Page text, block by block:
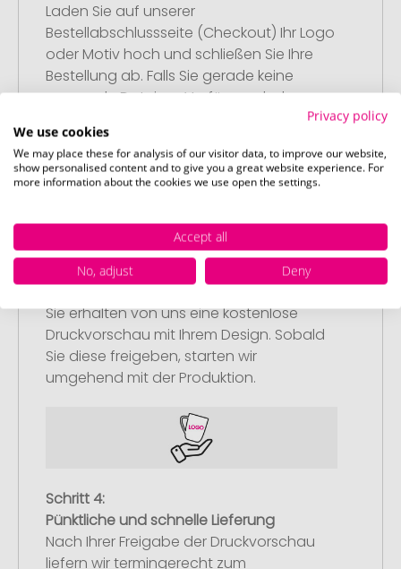
Laden Sie auf unserer
Bestellabschlussseite (Checkout) Ihr Logo
oder Motiv hoch und schließen Sie Ihre
Bestellung ab. Falls Sie gerade keine
passende Datei zur Verfügung haben,
nachliefern.
Schritt 3:
Artikelvorschau und Freigabe
Sie erhalten von uns eine kostenlose
Druckvorschau mit Ihrem Design. Sobald
Sie diese freigeben, starten wir
umgehend mit der Produktion.
Schritt 4:
Pünktliche und schnelle Lieferung
Nach Ihrer Freigabe der Druckvorschau
liefern wir termingerecht zum
Privacy policy
We use cookies
We may place these for analysis of our visitor data, to improve our website,
show personalised content and to give you a great website experience. For
more information about the cookies we use open the settings.
Accept all
No, adjust
Deny